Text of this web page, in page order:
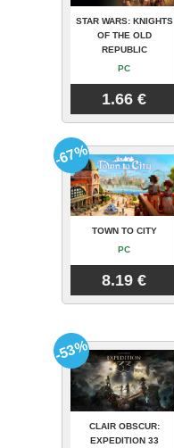
STAR WARS: KNIGHTS
OF THE OLD
REPUBLIC
PC
1.66 €
TOWN TO CITY
PC
8.19 €
-67%
CLAIR OBSCUR:
EXPEDITION 33
-53%